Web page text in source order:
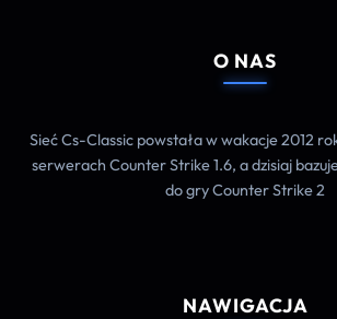
O NAS
Sieć Cs-Classic powstała w wakacje 2012
serwerach Counter Strike 1.6, a dzisiaj
do gry Counter Strike 2
NAWIGACJA